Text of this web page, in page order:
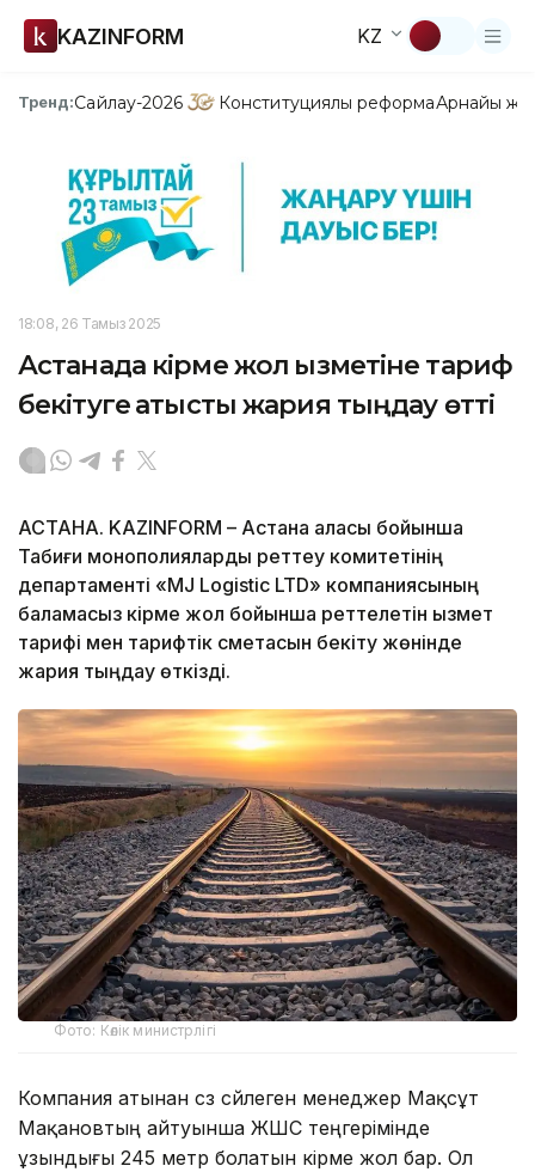
KAZINFORM KZ
Тренд:Сайлау-2026 Конституциялық реформаАрнайы
18:08, 26 Тамыз 2025
Астанада кірме жол қызметіне тариф
бекітуге қатысты жария тыңдау өтті
АСТАНА. KAZINFORM – Астана қаласы бойынша
Табиғи монополияларды реттеу комитетінің
департаменті «MJ Logistic LTD» компаниясының
баламасыз кірме жол бойынша реттелетін қызмет
тарифі мен тарифтік сметасын бекіту жөнінде
жария тыңдау өткізді.
Фото: Көлік министрлігі
Компания атынан сөз сөйлеген менеджер Мақсұт
Мақановтың айтуынша ЖШС теңгерімінде
ұзындығы 245 метр болатын кірме жол бар. Ол